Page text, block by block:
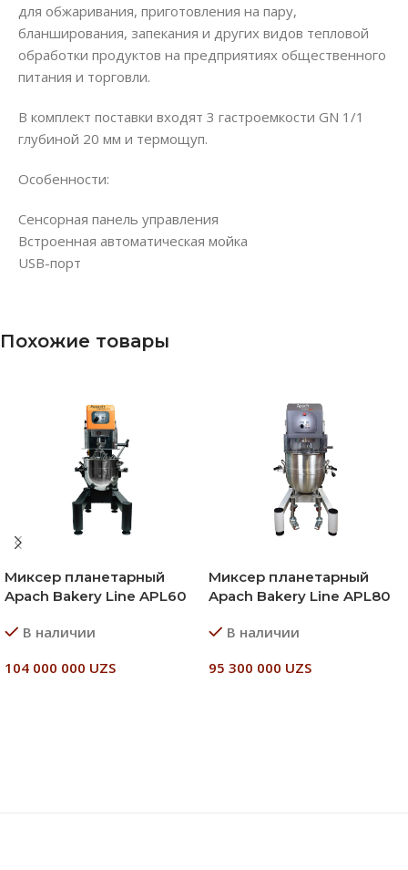
для обжаривания, приготовления на пару,
бланширования, запекания и других видов тепловой
обработки продуктов на предприятиях общественного
питания и торговли.
В комплект поставки входят 3 гастроемкости GN 1/1
глубиной 20 мм и термощуп.
Особенности:
Сенсорная панель управления
Встроенная автоматическая мойка
USB-порт
Похожие товары
Миксер планетарный
Apach Bakery Line APL60
В наличии
104 000 000 UZS
Миксер планетарный
Apach Bakery Line APL80
В наличии
95 300 000 UZS